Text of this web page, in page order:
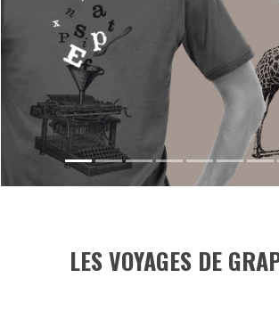
LES VOYAGES DE